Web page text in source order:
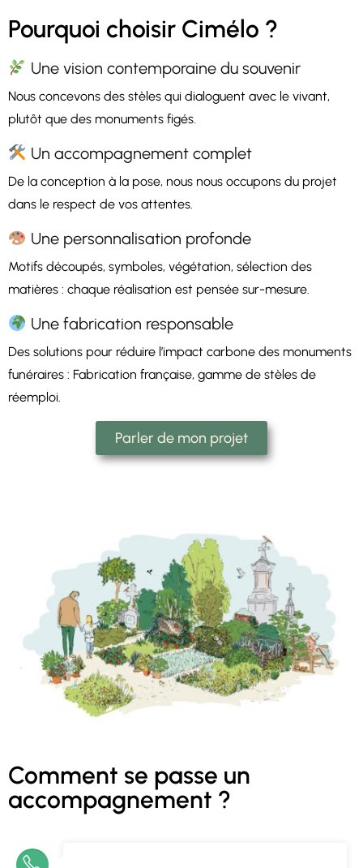
Pourquoi choisir Cimélo ?
Une vision contemporaine du souvenir
Nous concevons des stèles qui dialoguent avec le vivant,
plutôt que des monuments figés.
Un accompagnement complet
De la conception à la pose, nous nous occupons du projet
dans le respect de vos attentes.
Une personnalisation profonde
Motifs découpés, symboles, végétation, sélection des
matières : chaque réalisation est pensée sur-mesure.
Une fabrication responsable
Des solutions pour réduire l’impact carbone des monuments
funéraires : Fabrication française, gamme de stèles de
réemploi.
Parler de mon projet
Comment se passe un
accompagnement ?